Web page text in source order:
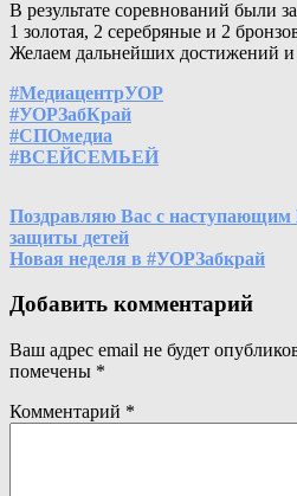
В результате соревнований были
1 золотая, 2 серебряные и 2
Желаем дальнейших достижений и
#МедиацентрУОР
#УОРЗабКрай
#СПОмедиа
#ВСЕЙСЕМЬЕЙ
Навигация
по
Поздравляю Вас с
защиты детей
Новая неделя в #УОРЗабкрай
Добавить комментарий
Ваш адрес email не будет
помечены *
Комментарий *